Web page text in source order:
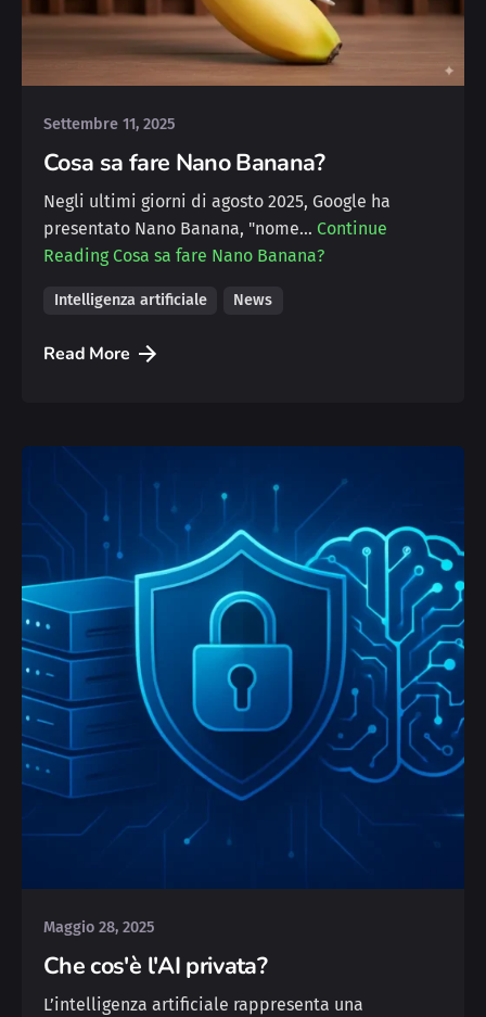
Michele
Settembre 11, 2025
Cosa sa fare Nano Banana?
Negli ultimi giorni di agosto 2025, Google ha
presentato Nano Banana, "nome… Continue
ReadingCosa sa fare Nano Banana?
Intelligenza artificiale News
Read More
Posted by
Maggio 28, 2025
Che cos'è l'AI privata?
L’intelligenza artificiale rappresenta una